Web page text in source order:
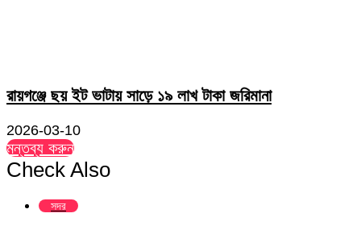
রায়গঞ্জে ছয় ইট ভাটায় সাড়ে ১৯ লাখ টাকা জরিমানা
2026-03-10
মন্তব্য করুন
Check Also
সদর